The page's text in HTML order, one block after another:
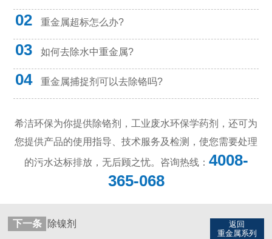
02 重金属超标怎么办?
03 如何去除水中重金属?
04 重金属捕捉剂可以去除铬吗?
希洁环保为你提供除铬剂，工业废水环保学药剂，还可为
您提供产品的使用指导、技术服务及检测，使您需要处理
的污水达标排放，无后顾之忧。咨询热线： 4008-
365-068
返回
重金属系列
下一条 除镍剂